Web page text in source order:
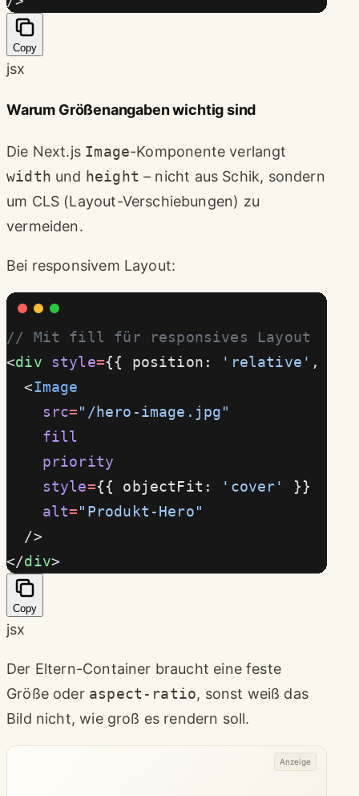
Copy
jsx
Warum Größenangaben wichtig sind
Die Next.js Image-Komponente verlangt
width und height – nicht aus Schik, sondern
um CLS (Layout-Verschiebungen) zu
vermeiden.
Bei responsivem Layout:
// Mit fill für responsives Layout
<div style={{ position: 'relative' ,
  <
Image
    src
="/hero-image.jpg"
    fill
    priority
    style
={{ objectFit: 'cover'
}}
    alt
="Produkt-Hero"
  />
</div>
Copy
jsx
Der Eltern-Container braucht eine feste
Größe oder aspect-ratio, sonst weiß das
Bild nicht, wie groß es rendern soll.
Anzeige